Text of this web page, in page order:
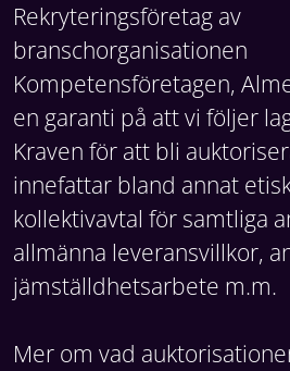
Rekryteringsföretag av
branschorganisationen
Kompetensföretagen,
en garanti på att vi följer
Kraven för att bli
innefattar bland annat
kollektivavtal för samtliga
allmänna leveransvillkor,
jämställdhetsarbete m.m.
Mer om vad